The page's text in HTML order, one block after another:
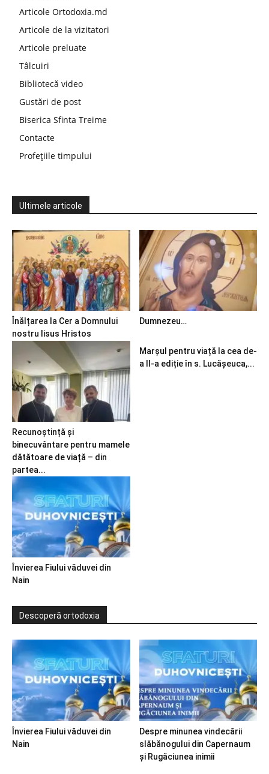
Articole Ortodoxia.md
Articole de la vizitatori
Articole preluate
Tâlcuiri
Bibliotecă video
Gustări de post
Biserica Sfinta Treime
Contacte
Profețiile timpului
Ultimele articole
Înălțarea la Cer a Domnului
nostru Iisus Hristos
Dumnezeu…
Recunoștință și
binecuvântare pentru mamele
dătătoare de viață – din
partea...
Marșul pentru viață la cea de-
a II-a ediție în s. Lucășeuca,...
Învierea Fiului văduvei din
Nain
Descoperă ortodoxia
Învierea Fiului văduvei din
Nain
Despre minunea vindecării
slăbănogului din Capernaum
și Rugăciunea inimii